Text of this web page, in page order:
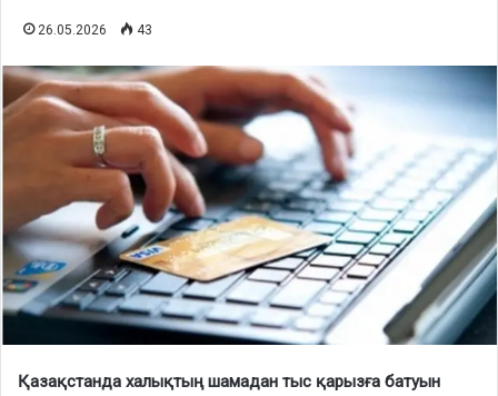
26.05.2026 43
Қазақстанда халықтың шамадан тыс қарызға батуын